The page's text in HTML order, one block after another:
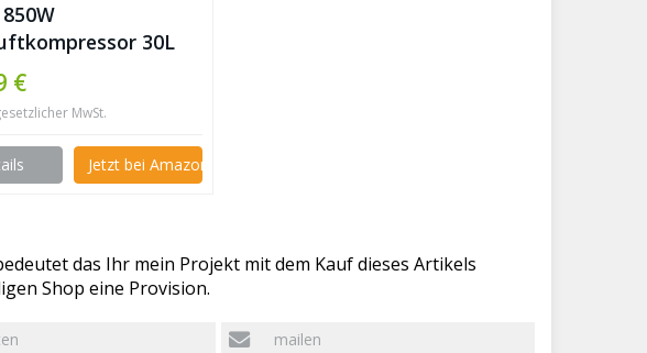
850W
30L
✪
€
MwSt.
Jetzt bei Amazon kaufen
das Ihr mein Projekt mit dem Kauf dieses Artikels
Shop eine Provision.
mailen